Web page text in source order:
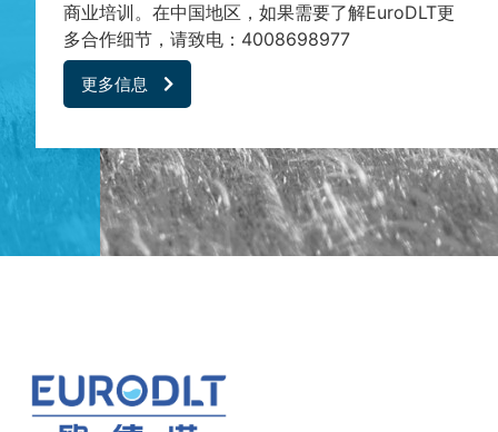
商业培训。在中国地区，如果需要了解EuroDLT更
多合作细节，请致电：4008698977
更多信息